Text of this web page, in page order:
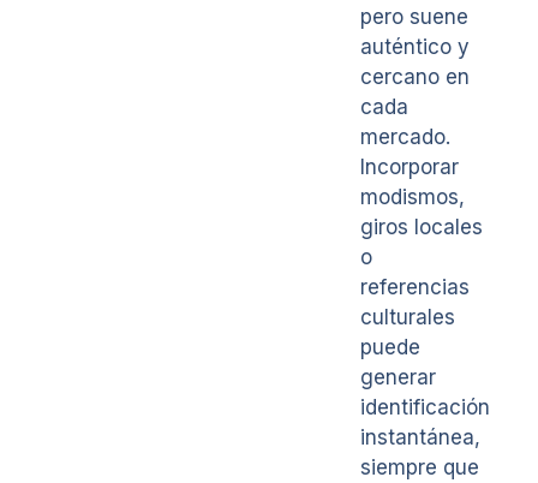
pero suene
auténtico y
cercano en
cada
mercado.
Incorporar
modismos,
giros locales
o
referencias
culturales
puede
generar
identificación
instantánea,
siempre que